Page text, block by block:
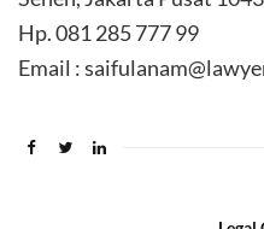
Hp. 081 285 777 99
Email :